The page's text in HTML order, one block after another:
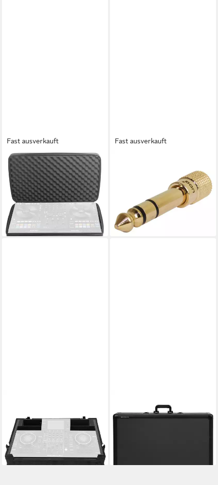
Fast ausverkauft
UDG
Koffer, Creator Rane Four
Hardcase, Black (U8321BL) -
DJ Controller Case
150,12 €
lieferbar - in 4-5 Werktagen bei dir
Fast ausverkauft
Headphone Jack Adapter Plug
3,5 mm (U94002) -
Ersatzkabel)
6,43 €
lieferbar - in 4-5 Werktagen bei dir
Denon DJ SC LIVE 4 Black
Plus Wheels (U91081BL)
297,00 €
lieferbar - in 4-5 Werktagen bei dir
Koffer, Ultimate Pick Foam